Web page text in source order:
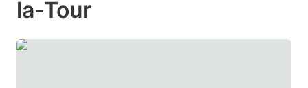
key
la-Tour